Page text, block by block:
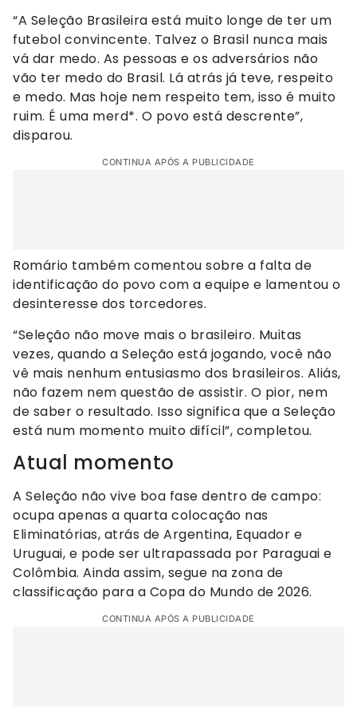
“A Seleção Brasileira está muito longe de ter um
futebol convincente. Talvez o Brasil nunca mais
vá dar medo. As pessoas e os adversários não
vão ter medo do Brasil. Lá atrás já teve, respeito
e medo. Mas hoje nem respeito tem, isso é muito
ruim. É uma merd*. O povo está descrente”,
disparou.
CONTINUA APÓS A PUBLICIDADE
Romário também comentou sobre a falta de
identificação do povo com a equipe e lamentou o
desinteresse dos torcedores.
“Seleção não move mais o brasileiro. Muitas
vezes, quando a Seleção está jogando, você não
vê mais nenhum entusiasmo dos brasileiros. Aliás,
não fazem nem questão de assistir. O pior, nem
de saber o resultado. Isso significa que a Seleção
está num momento muito difícil”, completou.
Atual momento
A Seleção não vive boa fase dentro de campo:
ocupa apenas a quarta colocação nas
Eliminatórias, atrás de Argentina, Equador e
Uruguai, e pode ser ultrapassada por Paraguai e
Colômbia. Ainda assim, segue na zona de
classificação para a Copa do Mundo de 2026.
CONTINUA APÓS A PUBLICIDADE